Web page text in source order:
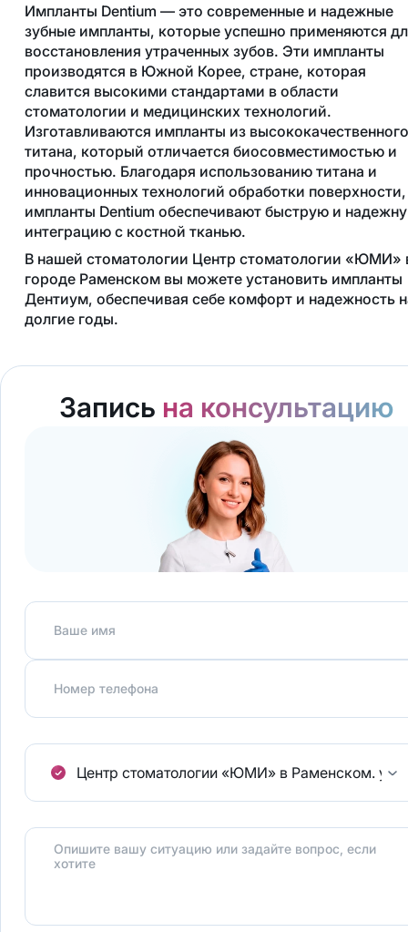
Импланты Dentium — это современные и надежные
зубные импланты, которые успешно применяются
восстановления утраченных зубов. Эти импланты
производятся в Южной Корее, стране, которая
славится высокими стандартами в области
стоматологии и медицинских технологий.
Изготавливаются импланты из высококачественного
титана, который отличается биосовместимостью и
прочностью. Благодаря использованию титана и
инновационных технологий обработки поверхности,
импланты Dentium обеспечивают быструю и
интеграцию с костной тканью.
В нашей стоматологии Центр стоматологии «ЮМИ»
городе Раменском вы можете установить импланты
Дентиум, обеспечивая себе комфорт и надежность
долгие годы.
Запись на консультацию
Ваше имя
Номер телефона
Центр стоматологии «ЮМИ» в Раменском. ул.
Опишите вашу ситуацию или задайте вопрос, если
хотите